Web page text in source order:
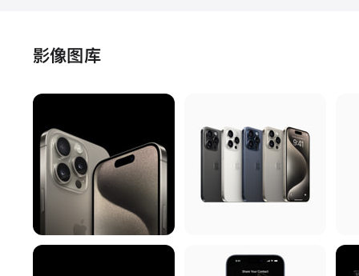
影像图库